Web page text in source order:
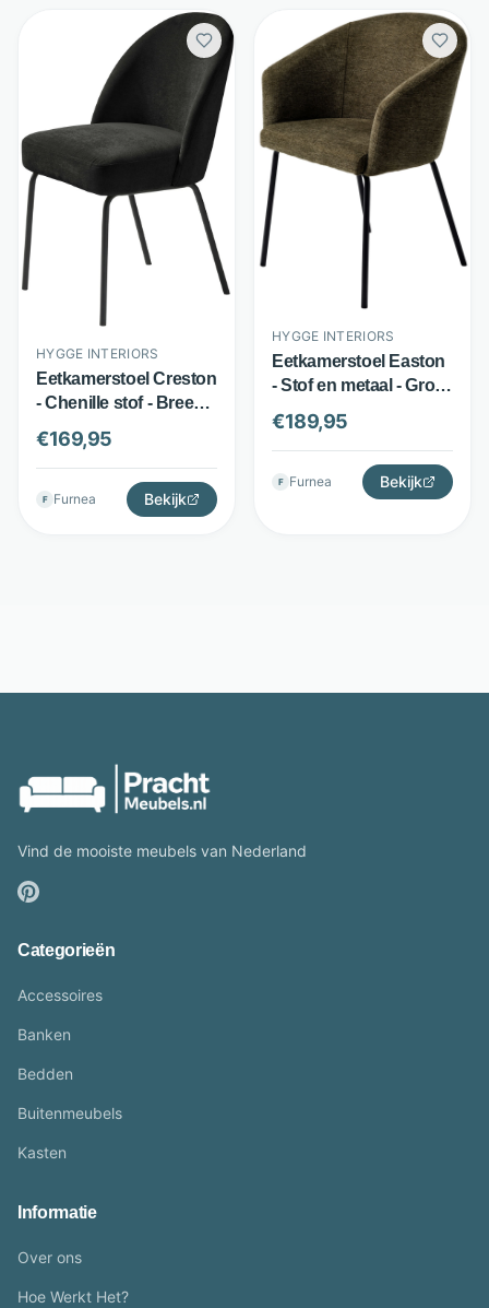
HYGGE INTERIORS
Eetkamerstoel Creston
- Chenille stof - Breed
zitvlak en rugleuning -
Zwart - Hygge Interiors
€169,95
F Furnea Bekijk
HYGGE INTERIORS
Eetkamerstoel Easton
- Stof en metaal - Groot
zitvlak met
armleuningen - Groen -
Hygge Interiors
€189,95
F Furnea Bekijk
Vind de mooiste meubels van Nederland
Categorieën
Accessoires
Banken
Bedden
Buitenmeubels
Kasten
Informatie
Over ons
Hoe Werkt Het?